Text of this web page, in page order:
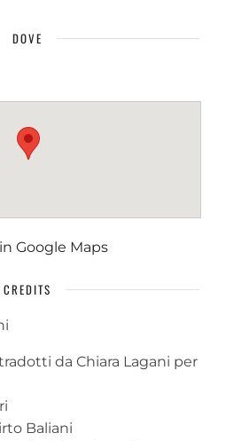
DOVE
Google Maps
CREDITS
da Chiara Lagani per
Baliani